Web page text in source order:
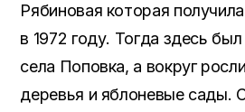
Рябиновая которая
в 1972 году. Тогда здесь
села Поповка, а вокруг
деревья и яблоневые сады.